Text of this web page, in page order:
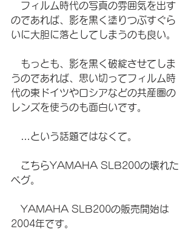
フィルム時代の写真の雰囲気を出す
のであれば、影を黒く塗りつぶすぐら
いに大胆に落としてしまうのも良い。
もっとも、影を黒く破綻させてしま
うのであれば、思い切ってフィルム時
代の東ドイツやロシアなどの共産圏の
レンズを使うのも面白いです。
…という話題ではなくて。
こちらYAMAHA SLB200の壊れた
ペグ。
YAMAHA SLB200の販売開始は
2004年です。